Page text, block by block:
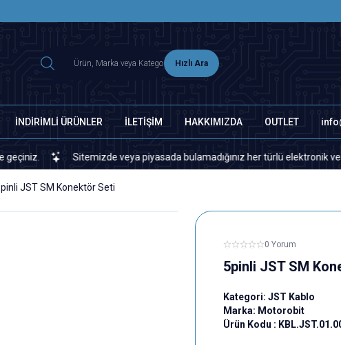
Hızlı Ara
İNDİRİMLİ ÜRÜNLER İLETİŞİM HAKKIMIZDA OUTLET
Sitemizde veya piyasada bulamadığınız her türlü elektronik ve
JST SM Konektör Seti
0 Yorum
5pinli JST SM
Kategori: JST Kablo
Marka: Motorobit
Ürün Kodu :